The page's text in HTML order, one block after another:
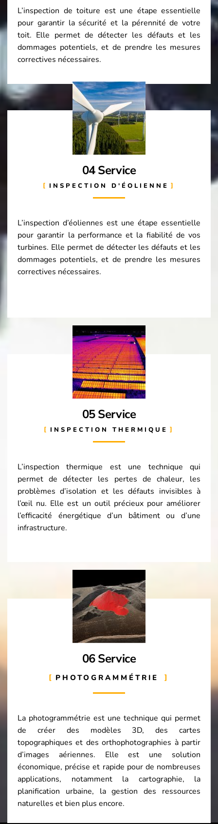
L’inspection de toiture est une étape essentielle
pour garantir la sécurité et la pérennité de votre
toit. Elle permet de détecter les défauts et les
dommages potentiels, et de prendre les mesures
correctives nécessaires.
04 Service
INSPECTION D'ÉOLIENNE
L’inspection d’éoliennes est une étape essentielle
pour garantir la performance et la fiabilité de vos
turbines. Elle permet de détecter les défauts et les
dommages potentiels, et de prendre les mesures
correctives nécessaires.
05 Service
INSPECTION THERMIQUE
L’inspection thermique est une technique qui
permet de détecter les pertes de chaleur, les
problèmes d’isolation et les défauts invisibles à
l’œil nu. Elle est un outil précieux pour améliorer
l’efficacité énergétique d’un bâtiment ou d’une
infrastructure.
06 Service
PHOTOGRAMMÉTRIE
La photogrammétrie est une technique qui permet
de créer des modèles 3D, des cartes
topographiques et des orthophotographies à partir
d’images aériennes. Elle est une solution
économique, précise et rapide pour de nombreuses
applications, notamment la cartographie, la
planification urbaine, la gestion des ressources
naturelles et bien plus encore.